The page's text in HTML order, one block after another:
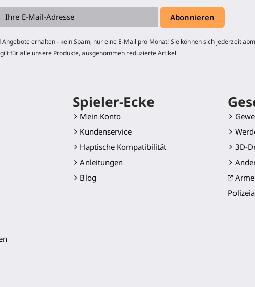
erhalten - kein Spam, nur eine E-Mail pro Monat! Sie können sich jederzeit
für alle unsere Produkte, ausgenommen reduzierte Artikel.
Spieler-Ecke
Mein Konto
Kundenservice
Haptische Kompatibilität
Anleitungen
Blog
3D-